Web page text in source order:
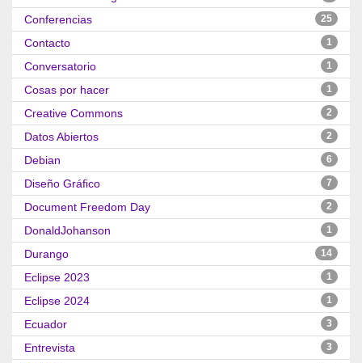
Conferencias 25
Contacto 1
Conversatorio 1
Cosas por hacer 1
Creative Commons 2
Datos Abiertos 2
Debian 6
Diseño Gráfico 7
Document Freedom Day 2
DonaldJohanson 1
Durango 14
Eclipse 2023 1
Eclipse 2024 1
Ecuador 3
Entrevista 3